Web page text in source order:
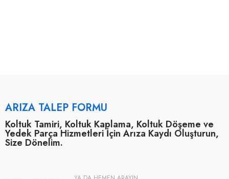
ARIZA TALEP FORMU
Koltuk Tamiri, Koltuk Kaplama, Koltuk Döşeme ve
Yedek Parça Hizmetleri İçin Arıza Kaydı Oluşturun,
Size Dönelim.